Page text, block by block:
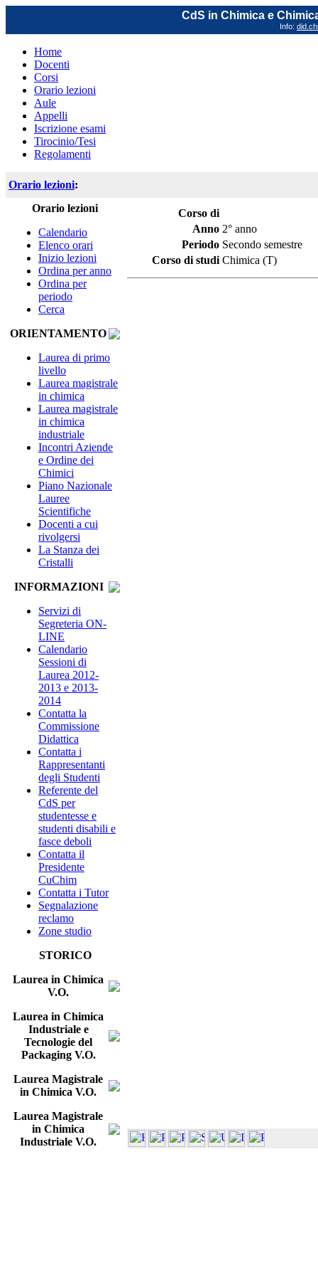
CdS in Chimica e
Info:
Home
Docenti
Corsi
Orario lezioni
Aule
Appelli
Iscrizione esami
Tirocinio/Tesi
Regolamenti
Orario lezioni:
Orario lezioni
Calendario
Elenco orari
Inizio lezioni
Ordina per anno
Ordina per
periodo
Cerca
ORIENTAMENTO
Laurea di primo
livello
Laurea magistrale
in chimica
Laurea magistrale
in chimica
industriale
Incontri Aziende
e Ordine dei
Chimici
Piano Nazionale
Lauree
Scientifiche
Docenti a cui
rivolgersi
La Stanza dei
Cristalli
INFORMAZIONI
Servizi di
Segreteria ON-
LINE
Calendario
Sessioni di
Laurea 2012-
2013 e 2013-
2014
Contatta la
Commissione
Didattica
Contatta i
Rappresentanti
degli Studenti
Referente del
CdS per
studentesse e
studenti disabili e
fasce deboli
Contatta il
Presidente
CuChim
Contatta i Tutor
Segnalazione
reclamo
Zone studio
STORICO
Laurea in Chimica
V.O.
Laurea in Chimica
Industriale e
Tecnologie del
Packaging V.O.
Laurea Magistrale
in Chimica V.O.
Laurea Magistrale
in Chimica
Industriale V.O.
Corso di
Anno 2° anno
Periodo Secondo semestre
Corso di studi Chimica (T)